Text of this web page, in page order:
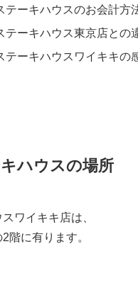
テーキハウスのお会計方
テーキハウス東京店との
テーキハウスワイキキの
ハウスの場所
ワイキキ店は、
階に有ります。